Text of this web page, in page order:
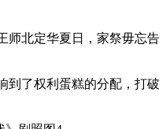
师北定华夏日，家祭毋忘告
到了权利蛋糕的分配，打破